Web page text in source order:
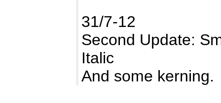
31/7-12
Second Update:
Italic
And some kerning.